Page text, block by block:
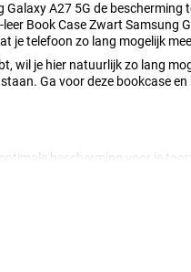
Galaxy A27 5G de bescherming
Book Case Zwart Samsung
je telefoon zo lang mogelijk
wil je hier natuurlijk zo lang
Ga voor deze bookcase en
bescherming voor je
andere hoesjes. Je Samsung
van stevig kunststof. Het